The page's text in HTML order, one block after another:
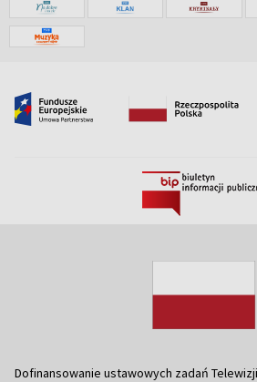
Dofinansowanie ustawowych zadań